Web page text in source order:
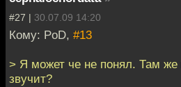
#27 | 30.07.09 14:20
Кому: PoD, #13
> Я может че не понял. Там же
звучит?